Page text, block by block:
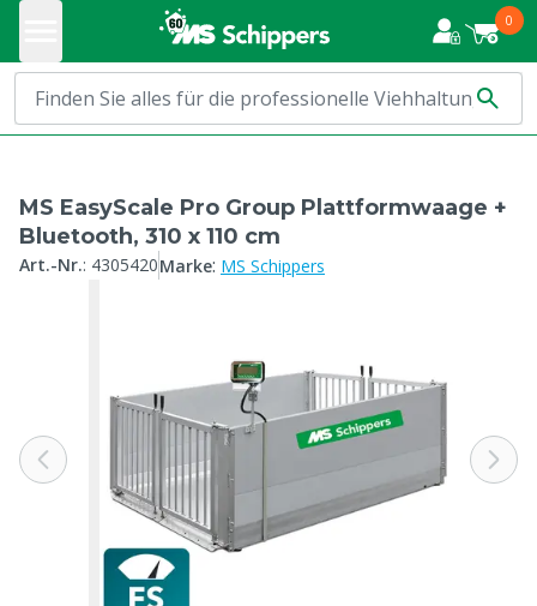
0
MS EasyScale Pro Group Plattformwaage +
Bluetooth, 310 x 110 cm
Art.-Nr.: 4305420Marke: MS Schippers